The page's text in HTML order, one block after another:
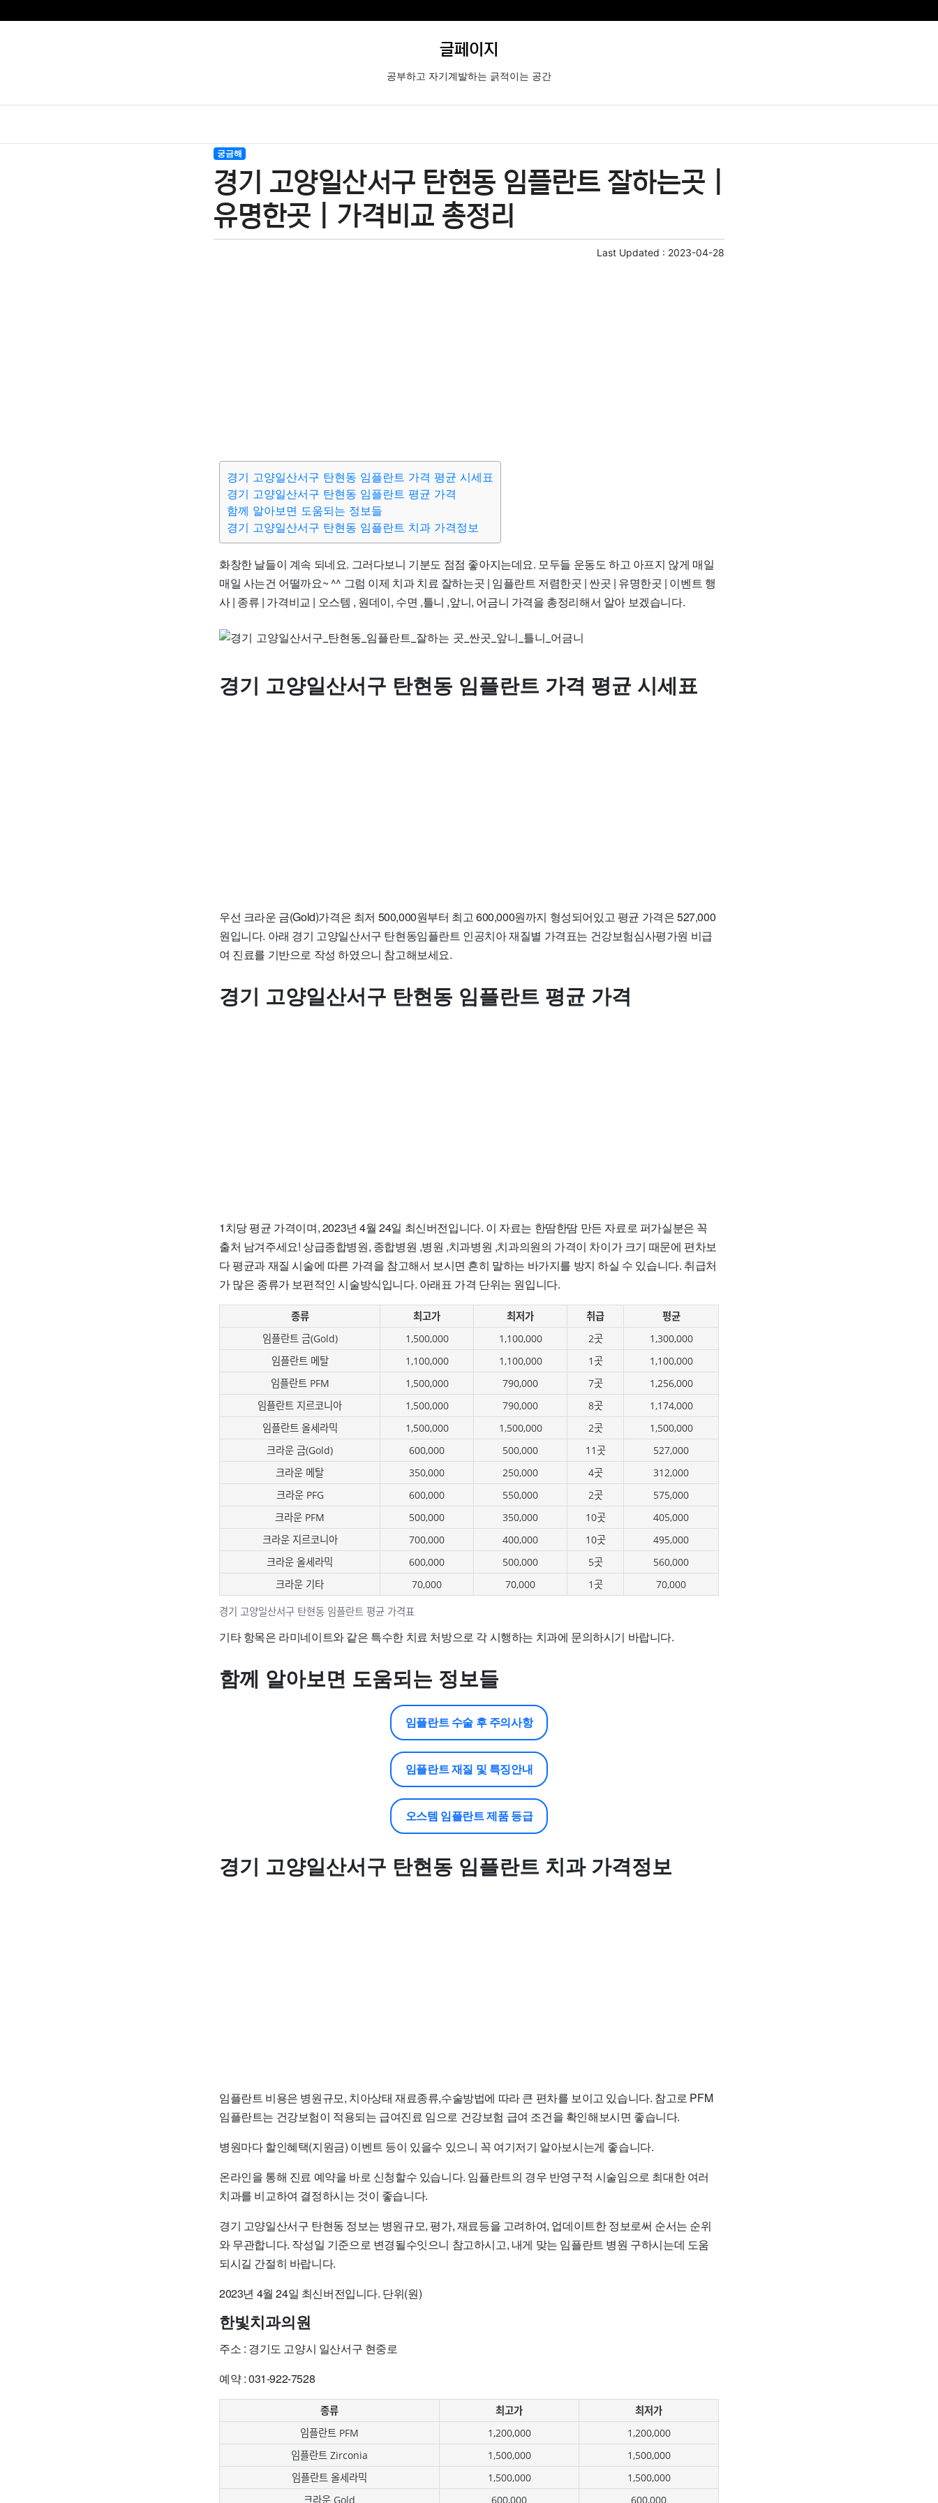
글페이지
공부하고 자기계발하는 긁적이는 공간
궁금해
경기 고양일산서구 탄현동 임플란트 잘하는곳 |
유명한곳 | 가격비교 총정리
Last Updated : 2023-04-28
경기 고양일산서구 탄현동 임플란트 가격 평균 시세표
경기 고양일산서구 탄현동 임플란트 평균 가격
함께 알아보면 도움되는 정보들
경기 고양일산서구 탄현동 임플란트 치과 가격정보
화창한 날들이 계속 되네요. 그러다보니 기분도 점점 좋아지는데요. 모두들 운동도 하고 아프지 않게 매일
매일 사는건 어떨까요~ ^^ 그럼 이제 치과 치료 잘하는곳 | 임플란트 저렴한곳 | 싼곳 | 유명한곳 | 이벤트 행
사 | 종류 | 가격비교 | 오스템 , 원데이, 수면 ,틀니 ,앞니, 어금니 가격을 총정리해서 알아 보겠습니다.
경기 고양일산서구 탄현동 임플란트 가격 평균 시세표
우선 크라운 금(Gold)가격은 최저 500,000원부터 최고 600,000원까지 형성되어있고 평균 가격은 527,000
원입니다. 아래 경기 고양일산서구 탄현동임플란트 인공치아 재질별 가격표는 건강보험심사평가원 비급
여 진료를 기반으로 작성 하였으니 참고해보세요.
경기 고양일산서구 탄현동 임플란트 평균 가격
1치당 평균 가격이며, 2023년 4월 24일 최신버전입니다. 이 자료는 한땀한땀 만든 자료로 퍼가실분은 꼭
출처 남겨주세요! 상급종합병원, 종합병원 ,병원 ,치과병원 ,치과의원의 가격이 차이가 크기 때문에 편차보
다 평균과 재질 시술에 따른 가격을 참고해서 보시면 흔히 말하는 바가지를 방지 하실 수 있습니다. 취급처
가 많은 종류가 보편적인 시술방식입니다. 아래표 가격 단위는 원입니다.
경기 고양일산서구 탄현동 임플란트 평균 가격표
종류 최고가 최저가 취급
평균
임플란트 금(Gold)
1,500,000 1,100,000 2곳
1,300,000
임플란트 메탈
1,100,000 1,100,000 1곳
1,100,000
임플란트 PFM
1,500,000 790,000 7곳
1,256,000
임플란트 지르코니아
1,500,000 790,000 8곳
1,174,000
임플란트 올세라믹
1,500,000 1,500,000 2곳
1,500,000
크라운 금(Gold)
600,000 500,000 11곳
527,000
크라운 메탈
350,000 250,000 4곳
312,000
크라운 PFG
600,000 550,000 2곳
575,000
크라운 PFM
500,000 350,000 10곳
405,000
크라운 지르코니아
700,000 400,000 10곳
495,000
크라운 올세라믹
600,000 500,000 5곳
560,000
크라운 기타
70,000 70,000 1곳 70,000
기타 항목은 라미네이트와 같은 특수한 치료 처방으로 각 시행하는 치과에 문의하시기 바랍니다.
함께 알아보면 도움되는 정보들
임플란트 수술 후 주의사항
임플란트 재질 및 특징안내
오스템 임플란트 제품 등급
경기 고양일산서구 탄현동 임플란트 치과 가격정보
임플란트 비용은 병원규모, 치아상태 재료종류,수술방법에 따라 큰 편차를 보이고 있습니다. 참고로 PFM
임플란트는 건강보험이 적용되는 급여진료 임으로 건강보험 급여 조건을 확인해보시면 좋습니다.
병원마다 할인혜택(지원금) 이벤트 등이 있을수 있으니 꼭 여기저기 알아보시는게 좋습니다.
온라인을 통해 진료 예약을 바로 신청할수 있습니다. 임플란트의 경우 반영구적 시술임으로 최대한 여러
치과를 비교하여 결정하시는 것이 좋습니다.
경기 고양일산서구 탄현동 정보는 병원규모, 평가, 재료등을 고려하여, 업데이트한 정보로써 순서는 순위
와 무관합니다. 작성일 기준으로 변경될수잇으니 참고하시고, 내게 맞는 임플란트 병원 구하시는데 도움
되시길 간절히 바랍니다.
2023년 4월 24일 최신버전입니다. 단위(원)
한빛치과의원
주소 : 경기도 고양시 일산서구 현중로
예약 : 031-922-7528
종류 최고가
최저가
임플란트 PFM
1,200,000
1,200,000
임플란트 Zirconia
1,500,000
1,500,000
임플란트 올세라믹
1,500,000
1,500,000
크라운 Gold
600,000 600,000